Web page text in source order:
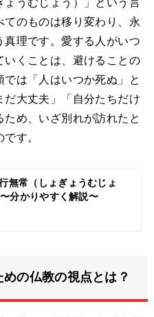
うむじょう）」という言
のものは移り変わり、永
理です。愛する人がいつ
くことは、避けることの
は「人はいつか死ぬ」と
大丈夫」「自分たちだけ
め、いざ別れが訪れたと
す。
行無常（しょぎょうむじょ
分かりやすく解説〜
の仏教の視点とは？